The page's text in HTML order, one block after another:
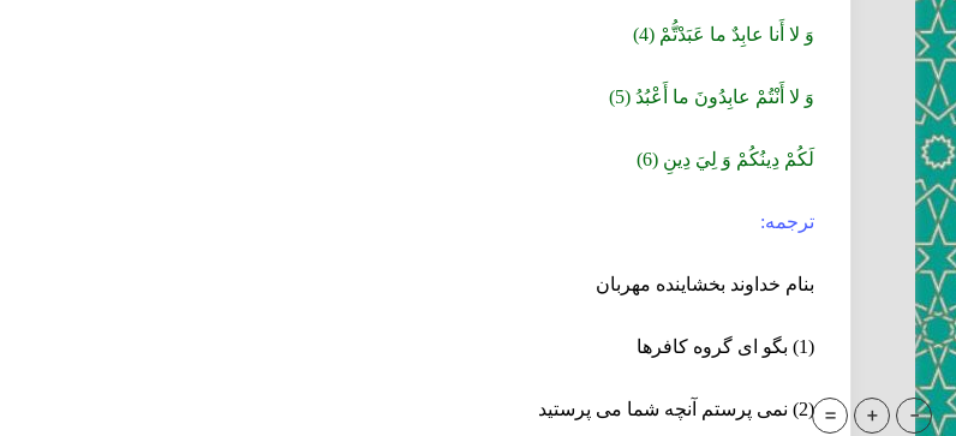
وَ لا أَنا عابِدٌ ما عَبَدْتُّمْ (4)
وَ لا أَنْتُمْ عابِدُونَ ما أَعْبُدُ (5)
لَكُمْ دِينُكُمْ وَ لِيَ دِينِ (6)
ترجمه:
بنام خداوند بخشاينده مهربان
(1) بگو اى گروه كافرها
(2) نمى ‏پرستم آنچه شما مى‏ پرستيد -
+
=